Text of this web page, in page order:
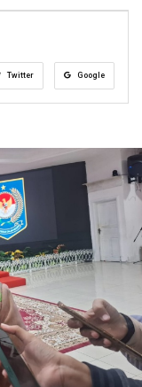
Twitter Google